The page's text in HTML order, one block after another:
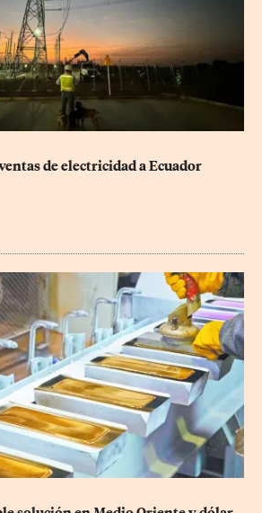
de electricidad a Ecuador